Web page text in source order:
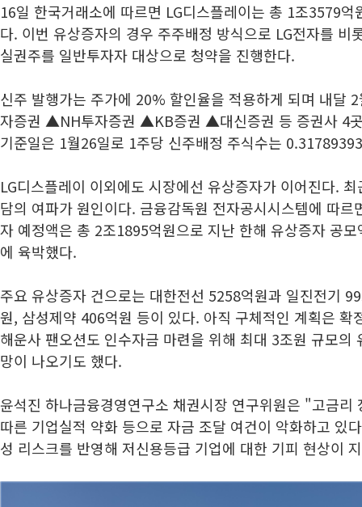
16일 한국거래소에 따르면 LG디스플레이는 총 1조3579
다. 이번 유상증자의 경우 주주배정 방식으로 LG전자를 비
실권주를 일반투자자 대상으로 청약을 진행한다.
신주 발행가는 주가에 20% 할인율을 적용하게 되며 내달
자증권 ▲NH투자증권 ▲KB증권 ▲대신증권 등 증권사 4
기준일은 1월26일로 1주당 신주배정 주식수는
LG디스플레이 이외에도 시장에선 유상증자가 이어진다.
담의 여파가 원인이다. 금융감독원 전자공시시스템에 따
자 예정액은 총 2조1895억원으로 지난 한해 유상증자 공
에 육박했다.
주요 유상증자 건으로는 대한전선 5258억원과 일진전기
원, 삼성제약 406억원 등이 있다. 아직 구체적인 계획은 확
해운사 팬오션도 인수자금 마련을 위해 최대 3조원 규모의
망이 나오기도 했다.
윤석진 하나금융경영연구소 채권시장 연구위원은 "고금리
따른 기업실적 약화 등으로 자금 조달 여건이 악화하고 있
성 리스크를 반영해 저신용등급 기업에 대한 기피 현상이